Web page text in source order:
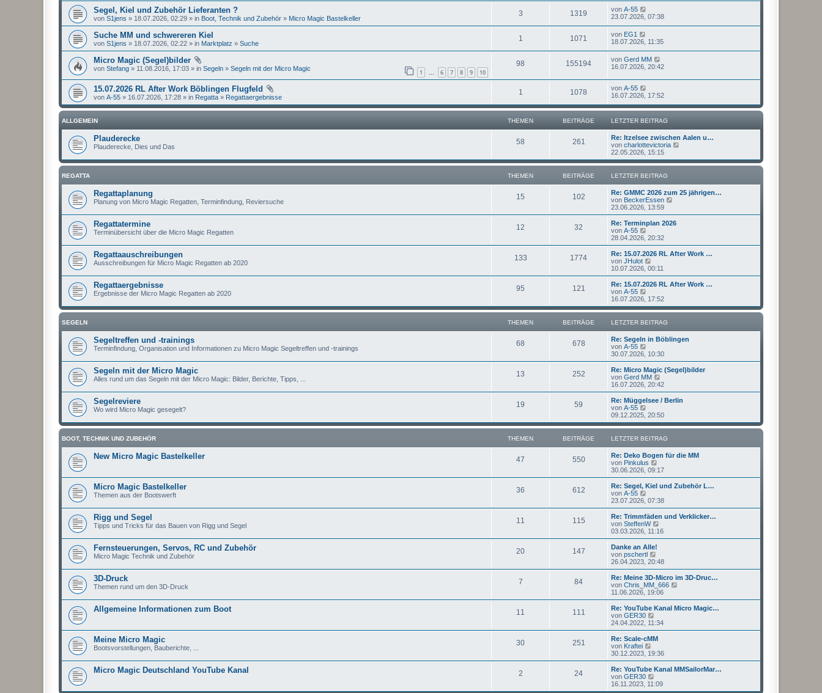
Segel, Kiel und Zubehör Lieferanten ?
von S1jens » 18.07.2026, 02:29 » in Boot, Technik und Zubehör » Micro Magic Bastelkeller
3 1319 von A-55
23.07.2026, 07:38
Suche MM und schwereren Kiel
von S1jens » 18.07.2026, 02:22 » in Marktplatz » Suche
1 1071 von EG1
18.07.2026, 11:35
Micro Magic (Segel)bilder
1 … 6 7 8 9 10
von Stefang » 11.08.2016, 17:03 » in Segeln » Segeln mit der Micro Magic
98 155194 von Gerd MM
16.07.2026, 20:42
15.07.2026 RL After Work Böblingen Flugfeld
von A-55 » 16.07.2026, 17:28 » in Regatta » Regattaergebnisse
1 1078 von A-55
16.07.2026, 17:52
ALLGEMEIN THEMEN BEITRÄGE LETZTER BEITRAG
Plauderecke
Plauderecke, Dies und Das
58 261
Re: Itzelsee zwischen Aalen u…
von charlottevictoria
u
e
r
i
g
22.05.2026, 15:15
REGATTA THEMEN BEITRÄGE LETZTER BEITRAG
Regattaplanung
Planung von Micro Magic Regatten, Terminfindung, Reviersuche
15 102
Re: GMMC 2026 zum 25 jährigen…
von BeckerEssen
u
e
r
B
r
23.06.2026, 13:59
Regattatermine
Terminübersicht über die Micro Magic Regatten
12 32
Re: Terminplan 2026
von A-55
e
u
e
s
t
r
B
e
t
a
g
28.04.2026, 20:32
Regattaauschreibungen
Ausschreibungen für Micro Magic Regatten ab 2020
133 1774
Re: 15.07.2026 RL After Work …
von JHulot
e
u
e
t
r
B
e
i
t
a
g
10.07.2026, 00:11
Regattaergebnisse
Ergebnisse der Micro Magic Regatten ab 2020
95 121
Re: 15.07.2026 RL After Work …
von A-55
e
u
e
s
r
e
i
t
r
a
g
16.07.2026, 17:52
SEGELN THEMEN BEITRÄGE LETZTER BEITRAG
Segeltreffen und -trainings
Terminfindung, Organisation und Informationen zu Micro Magic Segeltreffen und -trainings
68 678
Re: Segeln in Böblingen
von A-55
e
u
e
s
t
r
B
e
i
t
a
g
30.07.2026, 10:30
Segeln mit der Micro Magic
Alles rund um das Segeln mit der Micro Magic: Bilder, Berichte, Tipps, ...
13 252
Re: Micro Magic (Segel)bilder
von Gerd MM
e
u
e
t
r
B
e
i
t
a
g
16.07.2026, 20:42
Segelreviere
Wo wird Micro Magic gesegelt?
19 59
Re: Müggelsee / Berlin
von A-55
e
u
e
s
r
B
e
i
t
a
g
09.12.2025, 20:50
BOOT, TECHNIK UND ZUBEHÖR THEMEN BEITRÄGE LETZTER BEITRAG
New Micro Magic Bastelkeller 47 550
Re: Deko Bogen für die MM
von Pinkulus
e
u
e
t
B
e
i
g
30.06.2026, 09:17
Micro Magic Bastelkeller
Themen aus der Bootswerft
36 612
Re: Segel, Kiel und Zubehör L…
von A-55
e
u
e
s
t
r
B
e
i
r
a
g
23.07.2026, 07:38
Rigg und Segel
Tipps und Tricks für das Bauen von Rigg und Segel
11 115
Re: Trimmfäden und Verklicker…
von SteffenW
e
u
t
r
B
e
i
r
g
03.03.2026, 11:16
Fernsteuerungen, Servos, RC und Zubehör
Micro Magic Technik und Zubehör
20 147
Danke an Alle!
von pschertl
e
u
e
s
t
r
B
e
i
r
g
26.04.2023, 20:48
3D-Druck
Themen rund um den 3D-Druck
7 84
Re: Meine 3D-Micro im 3D-Druc…
von Chris_MM_666
u
e
r
11.06.2026, 19:06
Allgemeine Informationen zum Boot 11 111
Re: YouTube Kanal Micro Magic…
von GER30
e
u
e
t
r
B
e
i
24.04.2022, 11:34
Meine Micro Magic
Bootsvorstellungen, Bauberichte, ...
30 251
Re: Scale-cMM
von Kraftei
e
u
e
s
t
30.12.2023, 19:36
Micro Magic Deutschland YouTube Kanal 2 24
Re: YouTube Kanal MMSailorMar…
von GER30
e
u
16.11.2023, 11:09